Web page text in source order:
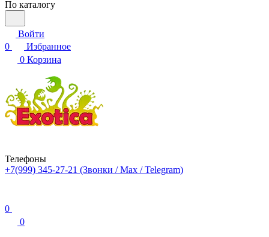
По каталогу
Войти
0
Избранное
0 Корзина
Телефоны
+7(999) 345-27-21 (Звонки / Max / Telegram)
0
0